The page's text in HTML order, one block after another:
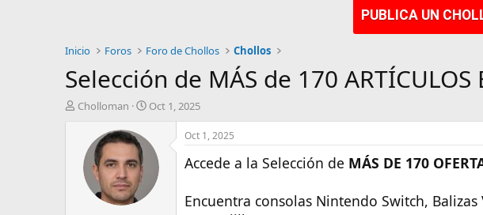
PUBLICA UN
Inicio Foros Foro de Chollos Chollos
Selección de MÁS de 170
A
Cholloman
F
h
e
Oct 1, 2025
Oct 1, 2025
Accede a la Selección de MÁS DE 170
Encuentra consolas Nintendo Switch,